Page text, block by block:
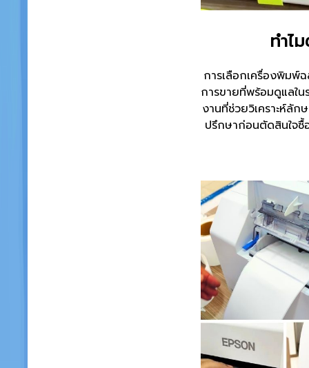
ทำไ
การเลือกเครื่องพิมพ์
การขายที่พร้อมดูแลใ
งานที่ช่วยวิเคราะห์ลั
ปรึกษาก่อนตัดสินใจ